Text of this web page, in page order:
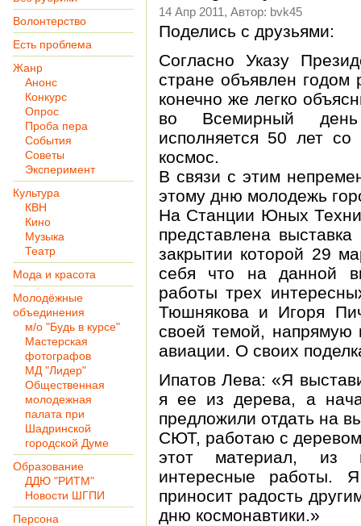
Волонтерство
Есть проблема
Жанр
Анонс
Конкурс
Опрос
Проба пера
События
Советы
Эксперимент
Культура
КВН
Кино
Музыка
Театр
Мода и красота
Молодёжные
объединения
м/о "Будь в курсе"
Мастерская
фотографов
МД "Лидер"
Общественная
молодежная
палата при
Шадринской
городской Думе
Образование
ДДЮ "РИТМ"
Новости ШГПИ
Персона
14 Апр 2011, Автор: bvk45
Поделись с друзьями:
Согласно Указу
стране объявлен годом
конечно же легко
во Всемирный
исполняется 50 лет со
космос.
В связи с этим
этому дню молодежь
На Станции Юных
представлена
закрытии которой 29
себя что на данной
работы трех
Тюшнякова и Игоря
своей темой, напрямую
авиации. О своих
Ипатов Лева: «Я
я ее из дерева, а
предложили отдать на
СЮТ, работаю с
этот материал, из
интересные работы.
приносит радость
дню космонавтики.»